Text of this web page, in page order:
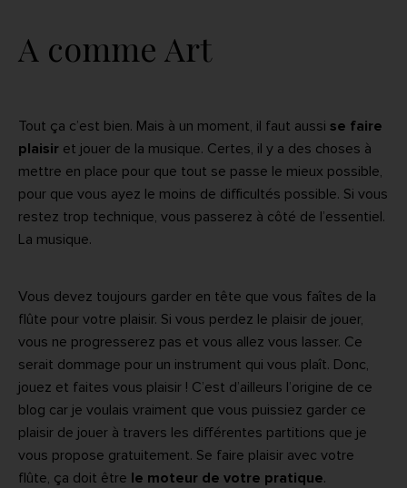
A comme Art
Tout ça c’est bien. Mais à un moment, il faut aussi se faire
plaisir et jouer de la musique. Certes, il y a des choses à
mettre en place pour que tout se passe le mieux possible,
pour que vous ayez le moins de difficultés possible. Si vous
restez trop technique, vous passerez à côté de l’essentiel.
La musique.
Vous devez toujours garder en tête que vous faîtes de la
flûte pour votre plaisir. Si vous perdez le plaisir de jouer,
vous ne progresserez pas et vous allez vous lasser. Ce
serait dommage pour un instrument qui vous plaît. Donc,
jouez et faites vous plaisir ! C’est d’ailleurs l’origine de ce
blog car je voulais vraiment que vous puissiez garder ce
plaisir de jouer à travers les différentes partitions que je
vous propose gratuitement. Se faire plaisir avec votre
flûte, ça doit être le moteur de votre pratique.